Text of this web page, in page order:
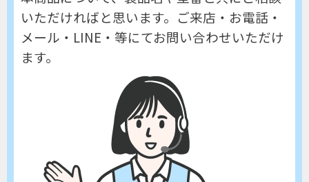
いただければと思います。 ご来店・お電話・
メール・LINE・等にてお問い合わせいただけ
ます。